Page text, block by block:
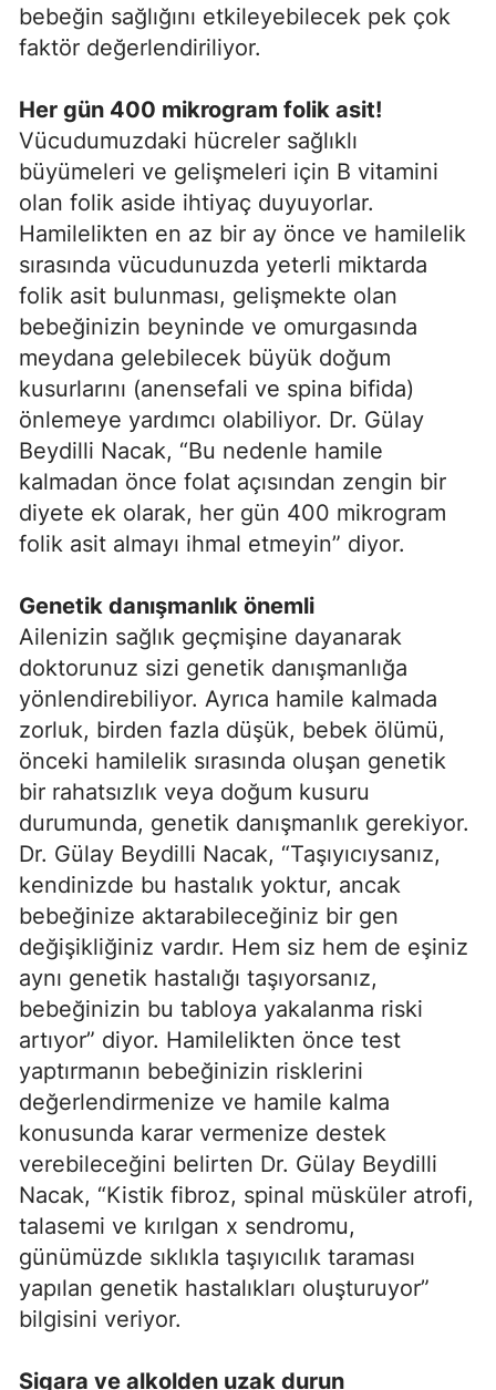
bebeğin sağlığını etkileyebilecek pek çok
faktör değerlendiriliyor.
Her gün 400 mikrogram folik asit!
Vücudumuzdaki hücreler sağlıklı
büyümeleri ve gelişmeleri için B vitamini
olan folik aside ihtiyaç duyuyorlar.
Hamilelikten en az bir ay önce ve hamilelik
sırasında vücudunuzda yeterli miktarda
folik asit bulunması, gelişmekte olan
bebeğinizin beyninde ve omurgasında
meydana gelebilecek büyük doğum
kusurlarını (anensefali ve spina bifida)
önlemeye yardımcı olabiliyor. Dr. Gülay
Beydilli Nacak, “Bu nedenle hamile
kalmadan önce folat açısından zengin bir
diyete ek olarak, her gün 400 mikrogram
folik asit almayı ihmal etmeyin” diyor.
Genetik danışmanlık önemli
Ailenizin sağlık geçmişine dayanarak
doktorunuz sizi genetik danışmanlığa
yönlendirebiliyor. Ayrıca hamile kalmada
zorluk, birden fazla düşük, bebek ölümü,
önceki hamilelik sırasında oluşan genetik
bir rahatsızlık veya doğum kusuru
durumunda, genetik danışmanlık gerekiyor.
Dr. Gülay Beydilli Nacak, “Taşıyıcıysanız,
kendinizde bu hastalık yoktur, ancak
bebeğinize aktarabileceğiniz bir gen
değişikliğiniz vardır. Hem siz hem de eşiniz
aynı genetik hastalığı taşıyorsanız,
bebeğinizin bu tabloya yakalanma riski
artıyor” diyor. Hamilelikten önce test
yaptırmanın bebeğinizin risklerini
değerlendirmenize ve hamile kalma
konusunda karar vermenize destek
verebileceğini belirten Dr. Gülay Beydilli
Nacak, “Kistik fibroz, spinal müsküler atrofi,
talasemi ve kırılgan x sendromu,
günümüzde sıklıkla taşıyıcılık taraması
yapılan genetik hastalıkları oluşturuyor”
bilgisini veriyor.
Sigara ve alkolden uzak durun